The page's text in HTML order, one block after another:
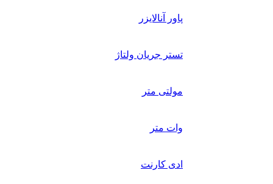
پاور آنالایزر
تستر جریان ولتاژ
مولتی متر
وات متر
ادی کارنت